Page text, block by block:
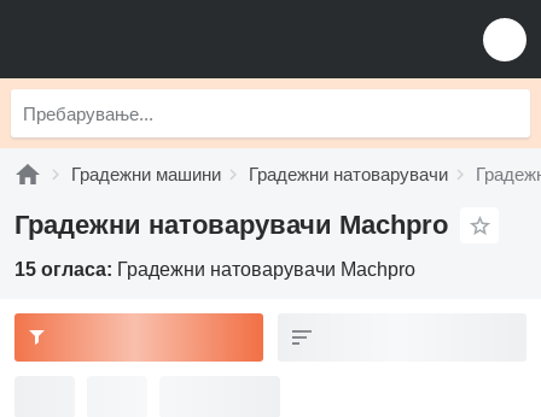
Градежни машини Градежни натоварувачи
Градежни натоварувачи Machpro
15 огласа: Градежни натоварувачи Machpro